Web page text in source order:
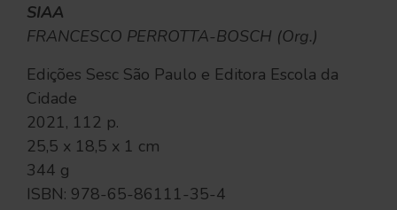
SIAA
FRANCESCO PERROTTA-BOSCH (Org.)
Edições Sesc São Paulo e Editora Escola da
Cidade
2021, 112 p.
25,5 x 18,5 x 1 cm
344 g
ISBN: 978-65-86111-35-4